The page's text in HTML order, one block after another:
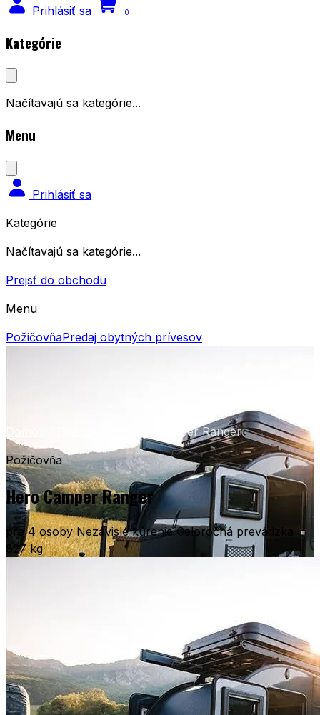
Prihlásiť sa 0
Kategórie
Načítavajú sa kategórie...
Menu
Prihlásiť sa
Kategórie
Načítavajú sa kategórie...
Prejsť do obchodu
Menu
PožičovňaPredaj obytných prívesov
Hero Camper Ranger
Požičovňa
Hero Camper Ranger
pre 4 osoby Nezávislé kúrenie Celoročná prevádzka
827 kg